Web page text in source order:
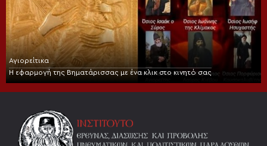
Αγιορείτικα
Η εφαρμογή της Βηματάρισσας με ένα κλικ στο κινητό σας